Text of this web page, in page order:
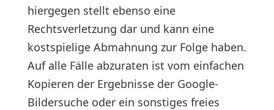
hiergegen stellt ebenso eine
Rechtsverletzung dar und kann eine
kostspielige Abmahnung zur Folge haben.
Auf alle Fälle abzuraten ist vom einfachen
Kopieren der Ergebnisse der Google-
Bildersuche oder ein sonstiges freies